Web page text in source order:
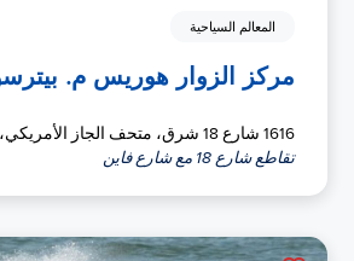
المعالم السياحية
مركز الزوار هوريس م.
1616 شارع 18 شرق، متحف الجاز الأمريكي،
تقاطع شارع 18 مع شارع فاين